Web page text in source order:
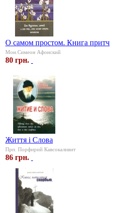
О самом простом. Книга притч
Мон.Симеон Афонский
80 грн.
Життя і Слова
Прп. Порфирий Кавсокаливит
86 грн.